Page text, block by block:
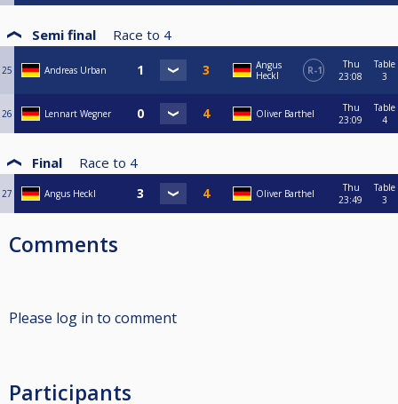
Semi final Race to 4
25 Andreas Urban
Angus
Heckl
R-1
Thu
23:08
Table
3
26 Lennart Wegner Oliver Barthel
Thu
23:09
Table
4
Final Race to 4
27 Angus Heckl Oliver Barthel
Thu
23:49
Table
3
Comments
Please log in to comment
Participants